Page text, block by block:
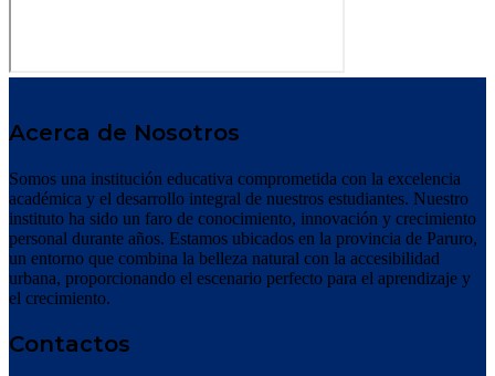
Acerca de Nosotros
Somos una institución educativa comprometida con la excelencia
académica y el desarrollo integral de nuestros estudiantes. Nuestro
instituto ha sido un faro de conocimiento, innovación y crecimiento
personal durante años. Estamos ubicados en la provincia de Paruro,
un entorno que combina la belleza natural con la accesibilidad
urbana, proporcionando el escenario perfecto para el aprendizaje y
el crecimiento.
Contactos